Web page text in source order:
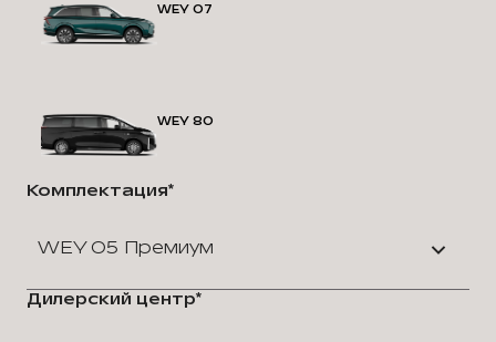
WEY 07
WEY 80
Комплектация*
WEY 05 Премиум
Дилерский центр*